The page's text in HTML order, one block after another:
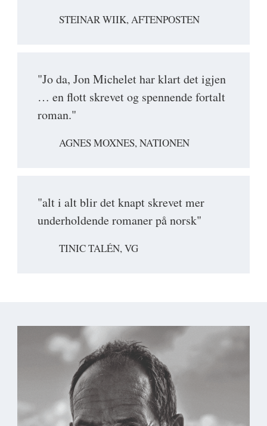
STEINAR WIIK, AFTENPOSTEN
"Jo da, Jon Michelet har klart det igjen
… en flott skrevet og spennende fortalt
roman."
AGNES MOXNES, NATIONEN
"alt i alt blir det knapt skrevet mer
underholdende romaner på norsk"
TINIC TALÉN, VG